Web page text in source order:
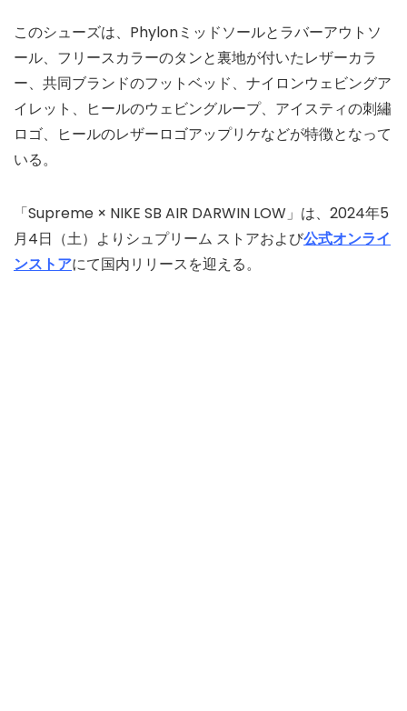
このシューズは、Phylonミッドソールとラバーアウトソ
ール、フリースカラーのタンと裏地が付いたレザーカラ
ー、共同ブランドのフットベッド、ナイロンウェビングア
イレット、ヒールのウェビングループ、アイスティの刺繡
ロゴ、ヒールのレザーロゴアップリケなどが特徴となって
いる。
「Supreme × NIKE SB AIR DARWIN LOW」は、2024年5
月4日（土）よりシュプリーム ストアおよび公式オンライ
ンストアにて国内リリースを迎える。